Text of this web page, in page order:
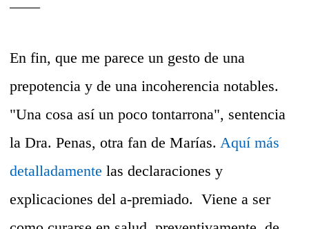
En fin, que me parece un gesto de una
prepotencia y de una incoherencia notables.
"Una cosa así un poco tontarrona", sentencia
la Dra. Penas, otra fan de Marías. Aquí más
detalladamente las declaraciones y
explicaciones del a-premiado. Viene a ser